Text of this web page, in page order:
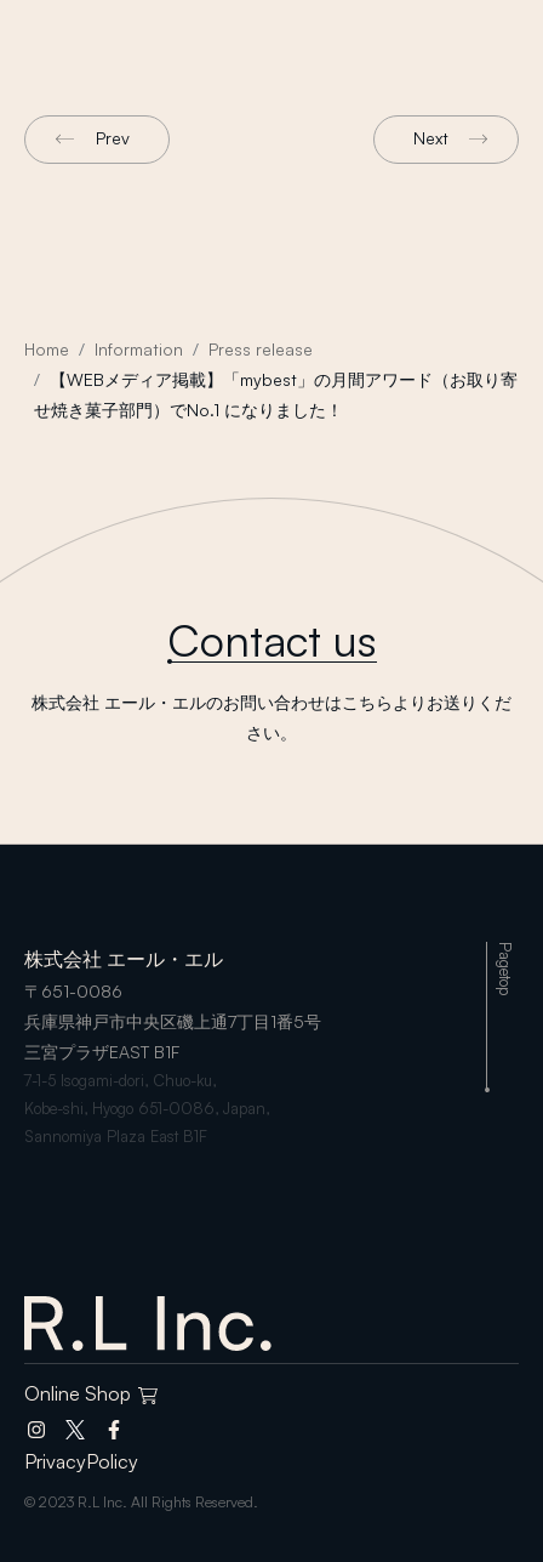
Prev Next
Home Information
Press release
【WEBメディア掲載】「mybest」の月間アワード（お取り寄
せ焼き菓子部門）でNo.1 になりました！
Contact us
株式会社 エール・エルのお問い合わせはこちらよりお送りくだ
さい。
株式会社 エール・エル
〒651-0086
兵庫県神戸市中央区磯上通7丁目1番5号
三宮プラザEAST B1F
7-1-5 Isogami-dori, Chuo-ku,
Kobe-shi, Hyogo 651-0086, Japan,
Sannomiya Plaza East B1F
Online Shop
PrivacyPolicy
© 2023 R.L Inc. All Rights Reserved.
Pagetop